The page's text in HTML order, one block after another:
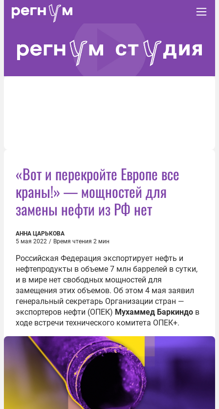
«Вот и перекройте Европе все
краны!» — мощностей для
замены нефти из РФ нет
АННА ЦАРЬКОВА
5 мая 2022 / Время чтения 2 мин
Российская Федерация экспортирует нефть и
нефтепродукты в объеме 7 млн баррелей в сутки,
и в мире нет свободных мощностей для
замещения этих объемов. Об этом 4 мая заявил
генеральный секретарь Организации стран —
экспортеров нефти (ОПЕК) Мухаммед Баркиндо в
ходе встречи технического комитета ОПЕК+.